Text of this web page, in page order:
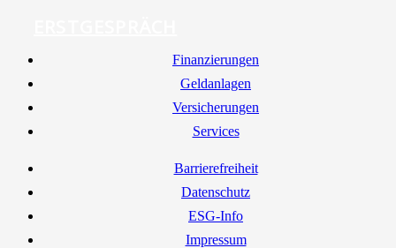
Finan­zie­run­gen
Geld­an­la­gen
Ver­si­che­run­gen
Ser­vices
Bar­rie­re­frei­heit
Daten­schutz
ESG-Info
Impres­sum